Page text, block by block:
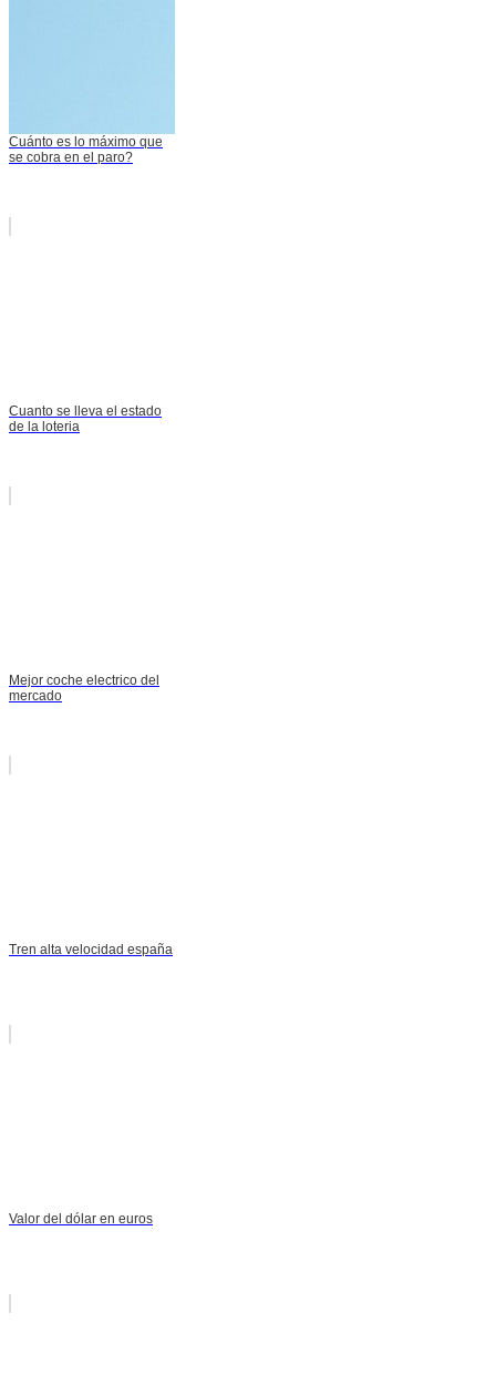
Cuánto es lo máximo que
se cobra en el paro?
Cuanto se lleva el estado
de la loteria
Mejor coche electrico del
mercado
Tren alta velocidad españa
Valor del dólar en euros